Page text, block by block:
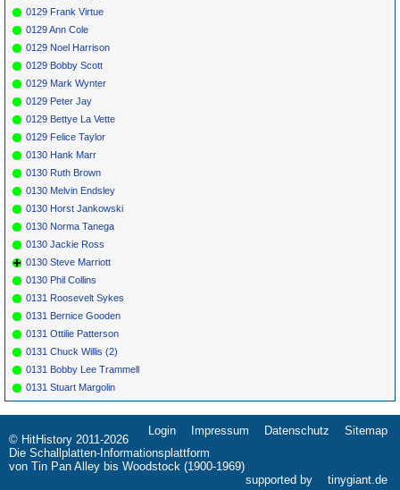
0129 Frank Virtue
0129 Ann Cole
0129 Noel Harrison
0129 Bobby Scott
0129 Mark Wynter
0129 Peter Jay
0129 Bettye La Vette
0129 Felice Taylor
0130 Hank Marr
0130 Ruth Brown
0130 Melvin Endsley
0130 Horst Jankowski
0130 Norma Tanega
0130 Jackie Ross
0130 Steve Marriott
0130 Phil Collins
0131 Roosevelt Sykes
0131 Bernice Gooden
0131 Ottilie Patterson
0131 Chuck Willis (2)
0131 Bobby Lee Trammell
0131 Stuart Margolin
Navigation
überspringen
Login Impressum Datenschutz Sitemap
© HitHistory 2011-2026
Die Schallplatten-Informationsplattform
von Tin Pan Alley bis Woodstock (1900-1969)
supported by
tinygiant.de